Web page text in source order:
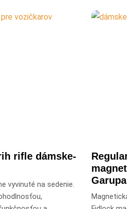
rifle dámske-
vyvinuté na sedenie.
Garupa